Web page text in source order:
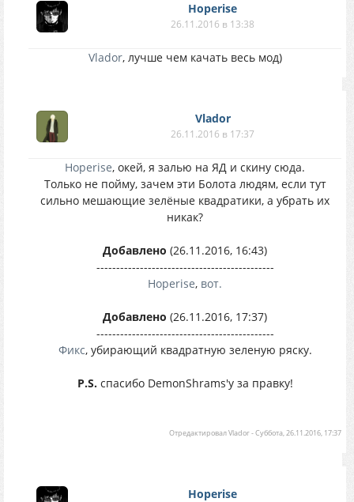
Hoperise
26.11.2016 в 13:38
Vlador, лучше чем качать весь мод)
Vlador
26.11.2016 в 17:37
Hoperise, окей, я залью на ЯД и скину сюда.
Только не пойму, зачем эти Болота людям, если тут
сильно мешающие зелёные квадратики, а убрать их
никак?
Добавлено (26.11.2016, 16:43)
---------------------------------------------
Hoperise, вот.
Добавлено (26.11.2016, 17:37)
---------------------------------------------
Фикс, убирающий квадратную зеленую ряску.
P.S.спасибо DemonShrams'у за правку!
ОтредактировалVlador-Суббота, 26.11.2016, 17:37
Hoperise